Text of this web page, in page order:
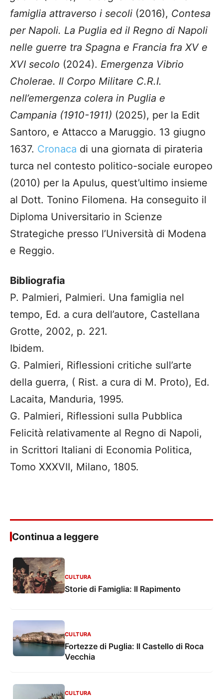
famiglia attraverso i secoli (2016), Contesa
per Napoli. La Puglia ed il Regno di Napoli
nelle guerre tra Spagna e Francia fra XV e
XVI secolo (2024). Emergenza Vibrio
Cholerae. Il Corpo Militare C.R.I.
nell’emergenza colera in Puglia e
Campania (1910-1911) (2025), per la Edit
Santoro, e Attacco a Maruggio. 13 giugno
1637. Cronaca di una giornata di pirateria
turca nel contesto politico-sociale europeo
(2010) per la Apulus, quest’ultimo insieme
al Dott. Tonino Filomena. Ha conseguito il
Diploma Universitario in Scienze
Strategiche presso l’Università di Modena
e Reggio.
Bibliografia
P. Palmieri, Palmieri. Una famiglia nel
tempo, Ed. a cura dell’autore, Castellana
Grotte, 2002, p. 221.
Ibidem.
G. Palmieri, Riflessioni critiche sull’arte
della guerra, ( Rist. a cura di M. Proto), Ed.
Lacaita, Manduria, 1995.
G. Palmieri, Riflessioni sulla Pubblica
Felicità relativamente al Regno di Napoli,
in Scrittori Italiani di Economia Politica,
Tomo XXXVII, Milano, 1805.
Continua a leggere
CULTURA
Storie di Famiglia: Il Rapimento
CULTURA
Fortezze di Puglia: Il Castello di Roca
Vecchia
CULTURA